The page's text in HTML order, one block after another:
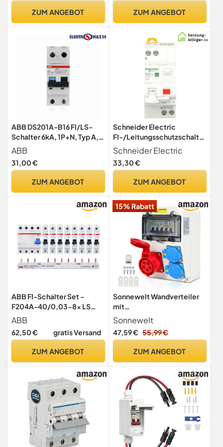
ZUM ANGEBOT ZUM ANGEBOT
ABB DS201A-B16 FI/LS-
Schalter 6kA, 1P+N, Typ A,
B16, 30mA, 2 TE•
Sicherungsautomat •
Leitungsschutzschalter •
Schutzschalter •
ABB
31,00 €
ZUM ANGEBOT
Schneider Electric
FI-/Leitungsschutzschalter
Resi9, 1-polig+N, R9D01616
Schneider Electric
33,30 €
ZUM ANGEBOT
ABB FI-Schalter Set -
F204A-40/0,03-8x LS
S201-B16 - Phasenschiene
ABB
62,50 € gratis Versand
ZUM ANGEBOT
15% Rabatt
Sonnewelt Wandverteiler
mit
Leitungsschutzschalter,5
Polig Baustromverteiler mit
2xSchuko-Steckdose und
Stromverteiler für Innen und
Sonnewelt
47,59 € 55,99 €
ZUM ANGEBOT